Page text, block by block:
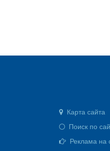
Карта сайта
Поиск по
Реклама на